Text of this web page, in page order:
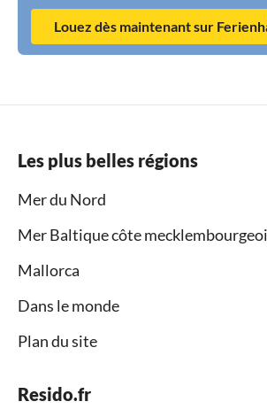
Louez dès maintenant sur
Les plus belles régions
Mer du Nord
Mer Baltique côte
Mallorca
Dans le monde
Plan du site
Resido.fr